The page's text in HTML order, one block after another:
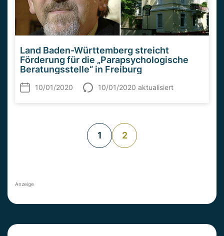
Land Baden-Württemberg streicht
Förderung für die „Parapsychologische
Beratungsstelle“ in Freiburg
10/01/2020 10/01/2020 aktualisiert
1 2
Anzeige